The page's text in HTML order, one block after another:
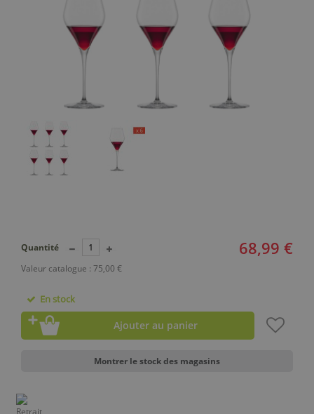
68,99 €
Quantité
Valeur catalogue : 75,00 €
En stock
Ajouter au panier
Montrer le stock des magasins